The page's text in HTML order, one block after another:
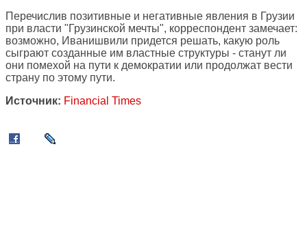
Перечислив позитивные и негативные явления в Грузии
при власти "Грузинской мечты", корреспондент замечает:
возможно, Иванишвили придется решать, какую роль
сыграют созданные им властные структуры - станут ли
они помехой на пути к демократии или продолжат вести
страну по этому пути.
Источник: Financial Times